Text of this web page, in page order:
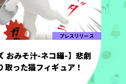
プレスリリース
おみそ汁-ネコ編-】悲劇
取った猫フィギュア！